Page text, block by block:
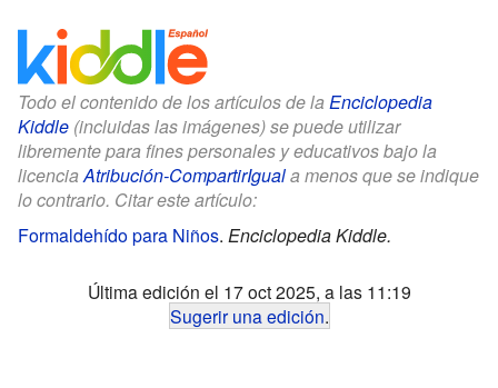
Todo el contenido de los artículos de la Enciclopedia
Kiddle (incluidas las imágenes) se puede utilizar
libremente para fines personales y educativos bajo la
licenciaAtribución-CompartirIguala menos que se indique
lo contrario. Citar este artículo:
Formaldehído para Niños. Enciclopedia Kiddle.
Última edición el 17 oct 2025, a las 11:19
Sugerir una edición.